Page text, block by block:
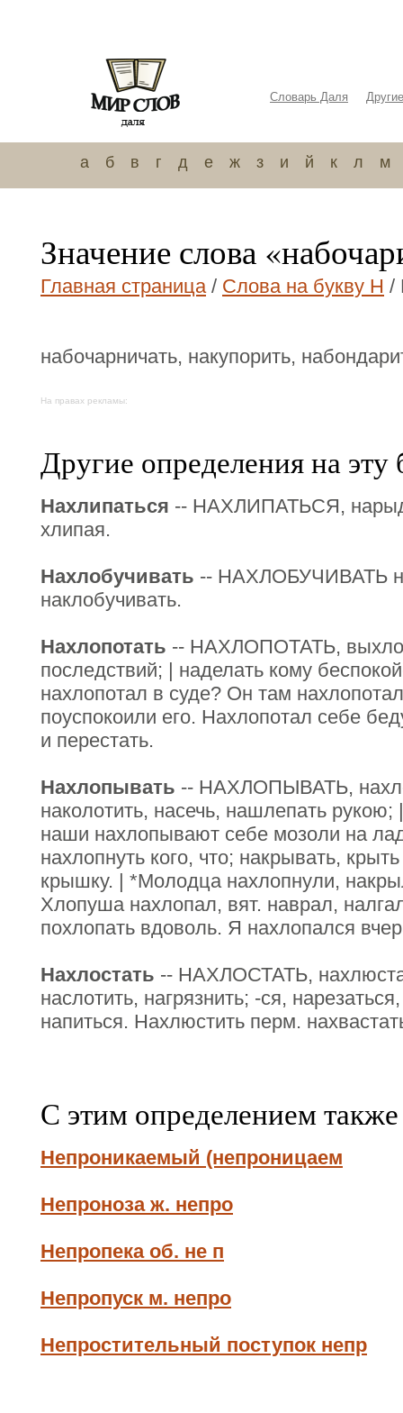
Словарь Даля
а б в г д е ж з и й к л м
Значение слова
Главная страница/ Слова на букву Н /
набочарничать, накупорить,
На правах рекламы:
Другие определения на эту
Нахлипаться -- НАХЛИПАТЬСЯ,
хлипая.
Нахлобучивать -- НАХЛОБУЧИВАТЬ
наклобучивать.
Нахлопотать -- НАХЛОПОТАТЬ,
последствий; | наделать кому
нахлопотал в суде? Он там
поуспокоили его. Нахлопотал себе
и перестать.
Нахлопывать -- НАХЛОПЫВАТЬ,
наколотить, насечь, нашлепать
наши нахлопывают себе мозоли на
нахлопнуть кого, что; накрывать,
крышку. | *Молодца нахлопнули,
Хлопуша нахлопал, вят. наврал,
похлопать вдоволь. Я нахлопался
Нахлостать -- НАХЛОСТАТЬ,
наслотить, нагрязнить; -ся,
напиться. Нахлюстить перм.
С этим определением
Непроникаемый (непроницаем
Непроноза ж. непро
Непропека об. не п
Непропуск м. непро
Непростительный поступок непр